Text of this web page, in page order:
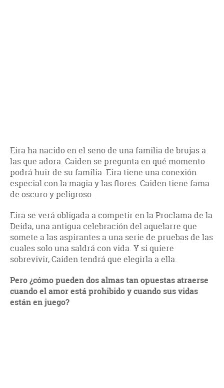
Eira ha nacido en el seno de una familia de brujas a
las que adora. Caiden se pregunta en qué momento
podrá huir de su familia. Eira tiene una conexión
especial con la magia y las flores. Caiden tiene fama
de oscuro y peligroso.
Eira se verá obligada a competir en la Proclama de la
Deida, una antigua celebración del aquelarre que
somete a las aspirantes a una serie de pruebas de las
cuales solo una saldrá con vida. Y si quiere
sobrevivir, Caiden tendrá que elegirla a ella.
Pero ¿cómo pueden dos almas tan opuestas atraerse
cuando el amor está prohibido y cuando sus vidas
están en juego?